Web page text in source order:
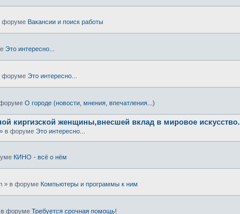
форуме Вакансии и поиск работы
Это интересно...
форуме Это интересно...
О городе (новости, мнения, впечатления...)
киргизской женщины,внесшей вклад в мировое искусство.
в форуме Это интересно...
КИНО - всё о нём
» в форуме Компьютеры и программы к ним
в форуме Требуется срочная помощь!